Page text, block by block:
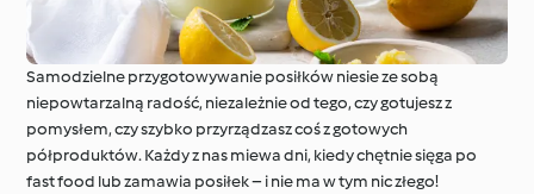
Samodzielne przygotowywanie posiłków niesie ze sobą
niepowtarzalną radość, niezależnie od tego, czy gotujesz z
pomysłem, czy szybko przyrządzasz coś z gotowych
półproduktów. Każdy z nas miewa dni, kiedy chętnie sięga po
fast food lub zamawia posiłek – i nie ma w tym nic złego!